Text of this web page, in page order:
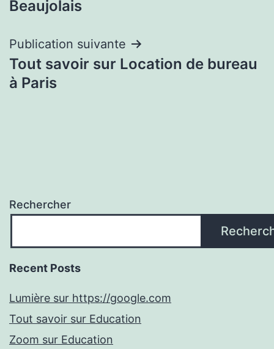
Beaujolais
Publication suivante
Tout savoir sur Location de bureau
à Paris
Rechercher
Recent Posts
Lumière sur https://google.com
Tout savoir sur Education
Zoom sur Education